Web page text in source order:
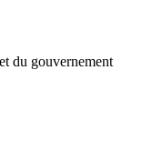
du gouvernement